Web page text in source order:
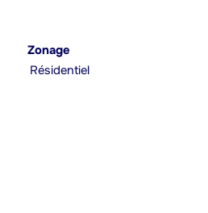
Zonage
Résidentiel